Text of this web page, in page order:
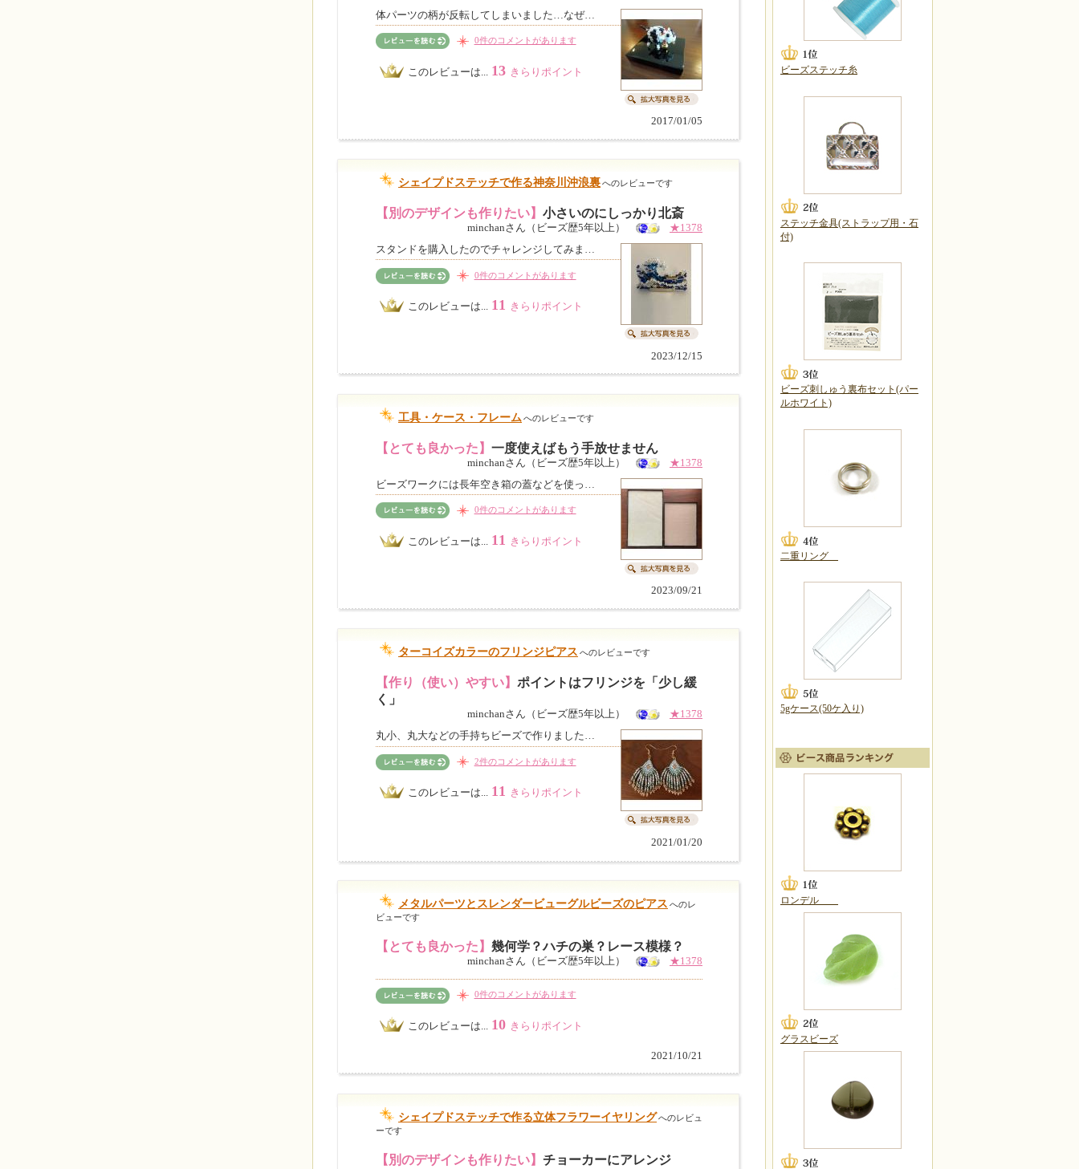
体パーツの柄が反転してしまいました…なぜ…
0件のコメントがあります
このレビューは... 13 きらりポイント
2017/01/05
シェイプドステッチで作る神奈川沖浪裏へのレビューです
【別のデザインも作りたい】 小さいのにしっかり北斎
minchanさん（ビーズ歴5年以上）
★1378
スタンドを購入したのでチャレンジしてみま…
0件のコメントがあります
このレビューは... 11 きらりポイント
2023/12/15
工具・ケース・フレーム へのレビューです
【とても良かった】 一度使えばもう手放せません
minchanさん（ビーズ歴5年以上）
★1378
ビーズワークには長年空き箱の蓋などを使っ…
0件のコメントがあります
このレビューは... 11 きらりポイント
2023/09/21
ターコイズカラーのフリンジピアス へのレビューです
【作り（使い）やすい】 ポイントはフリンジを「少し緩
く」
minchanさん（ビーズ歴5年以上）
★1378
丸小、丸大などの手持ちビーズで作りました…
2件のコメントがあります
このレビューは... 11 きらりポイント
2021/01/20
メタルパーツとスレンダービューグルビーズのピアス へのレ
ビューです
【とても良かった】 幾何学？ハチの巣？レース模様？
minchanさん（ビーズ歴5年以上） ★1378
0件のコメントがあります
このレビューは... 10 きらりポイント
2021/10/21
シェイプドステッチで作る立体フラワーイヤリングへのレビュ
ーです
【別のデザインも作りたい】 チョーカーにアレンジ
ビーズステッチ糸
ステッチ金具(ストラップ用・石
付)
ビーズ刺しゅう裏布セット(パー
ルホワイト)
二重リング
5gケース(50ケ入り)
ロンデル
グラスビーズ